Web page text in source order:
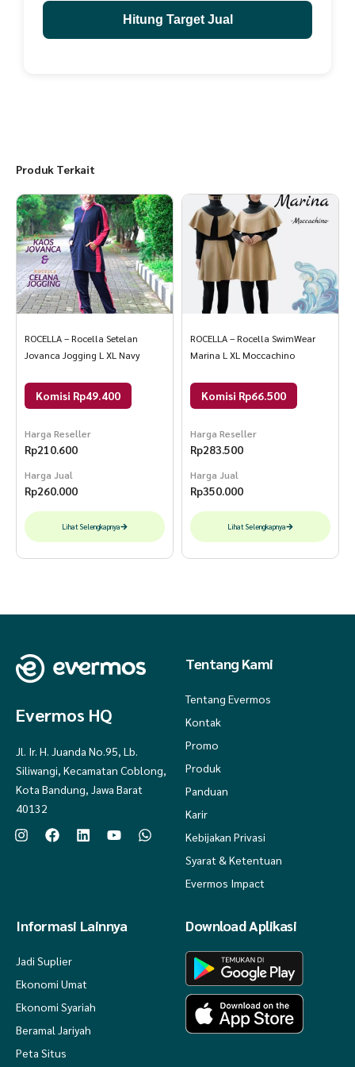
Hitung Target Jual
Produk Terkait
ROCELLA – Rocella Setelan
Jovanca Jogging L XL Navy
Komisi Rp49.400
Harga Reseller
Rp210.600
Harga Jual
Rp260.000
Lihat Selengkapnya
ROCELLA – Rocella SwimWear
Marina L XL Moccachino
Komisi Rp66.500
Harga Reseller
Rp283.500
Harga Jual
Rp350.000
Lihat Selengkapnya
Evermos HQ
Jl. Ir. H. Juanda No.95, Lb.
Siliwangi, Kecamatan Coblong,
Kota Bandung, Jawa Barat
40132
Tentang Kami
Tentang Evermos
Kontak
Promo
Produk
Panduan
Karir
Kebijakan Privasi
Syarat & Ketentuan
Evermos Impact
Informasi Lainnya
Jadi Suplier
Ekonomi Umat
Ekonomi Syariah
Beramal Jariyah
Peta Situs
Download Aplikasi